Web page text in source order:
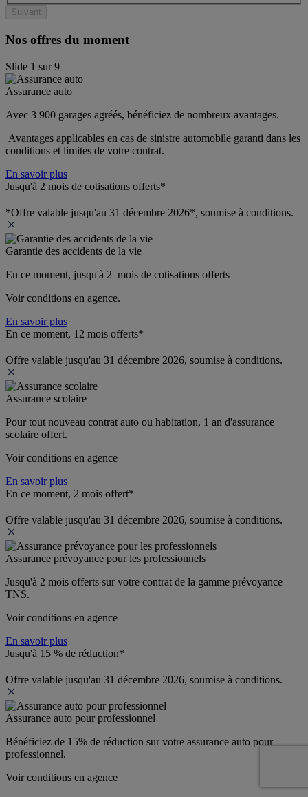
Suivant
Nos offres du moment
Slide 1 sur9
Assurance auto
Avec 3 900 garages agréés, bénéficiez de nombreux avantages.
Avantages applicables en cas de sinistre automobile garanti dans les
conditions et limites de votre contrat.
En savoir plus
Jusqu'à 2 mois de cotisations offerts*
*Offre valable jusqu'au 31 décembre 2026*, soumise à conditions.
Garantie des accidents de la vie
En ce moment, jusqu'à 2  mois de cotisations offerts
Voir conditions en agence.
En savoir plus
En ce moment, 12 mois offerts*
Offre valable jusqu'au 31 décembre 2026, soumise à conditions.
Assurance scolaire
Pour tout nouveau contrat auto ou habitation, 1 an d'assurance
scolaire offert.
Voir conditions en agence
En savoir plus
En ce moment, 2 mois offert*
Offre valable jusqu'au 31 décembre 2026, soumise à conditions.
Assurance prévoyance pour les professionnels
Jusqu'à 2 mois offerts sur votre contrat de la gamme prévoyance
TNS.
Voir conditions en agence
En savoir plus
Jusqu'à 15 % de réduction*
Offre valable jusqu'au 31 décembre 2026, soumise à conditions.
Assurance auto pour professionnel
Bénéficiez de 15% de réduction sur votre assurance auto pour
professionnel.
Voir conditions en agence